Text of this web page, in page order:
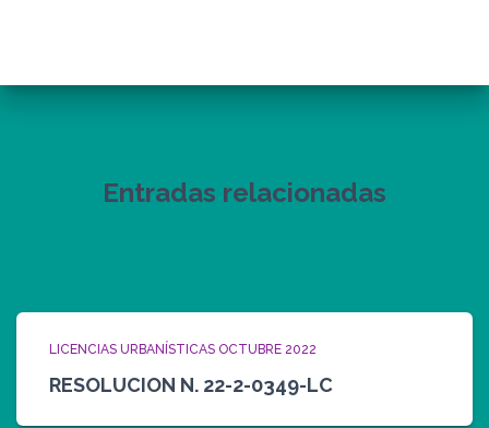
Entradas relacionadas
LICENCIAS URBANÍSTICAS OCTUBRE 2022
RESOLUCION N. 22-2-0349-LC